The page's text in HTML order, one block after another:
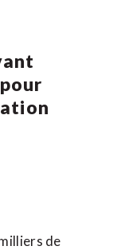
de